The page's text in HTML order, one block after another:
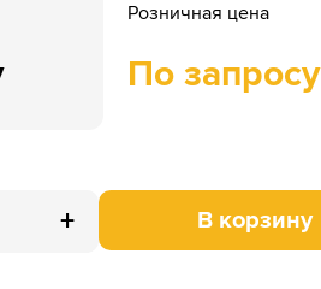
Розничная цена
По запросу
+ В корзину